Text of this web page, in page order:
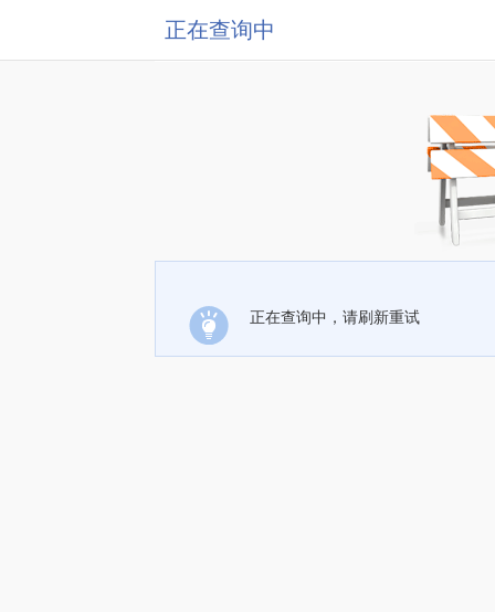
正在查询中
正在查询中，请刷新重试